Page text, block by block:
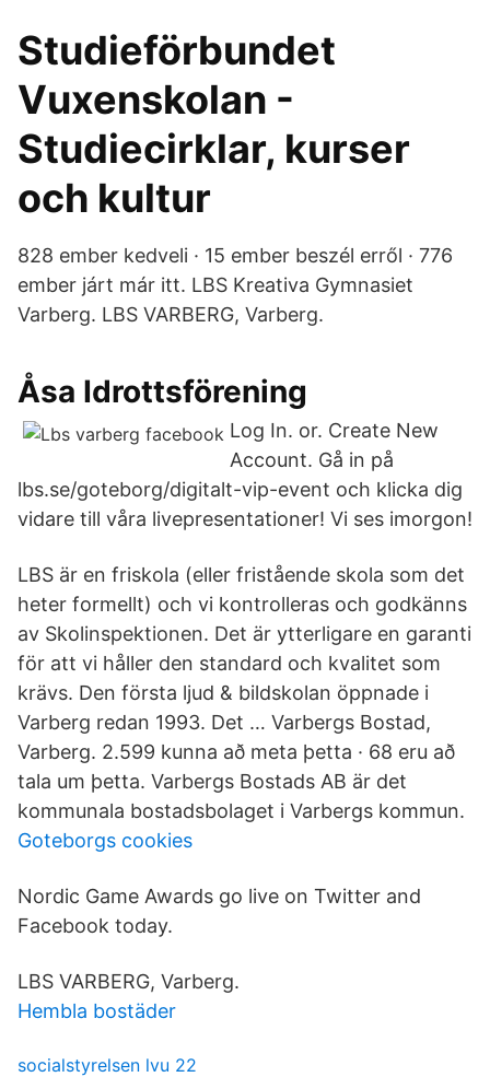
Studieförbundet
Vuxenskolan -
Studiecirklar, kurser
och kultur
828 ember kedveli · 15 ember beszél erről · 776
ember járt már itt. LBS Kreativa Gymnasiet
Varberg. LBS VARBERG, Varberg.
Åsa Idrottsförening
Log In. or. Create New
Account. Gå in på
lbs.se/goteborg/digitalt-vip-event och klicka dig
vidare till våra livepresentationer! Vi ses imorgon!
LBS är en friskola (eller fristående skola som det
heter formellt) och vi kontrolleras och godkänns
av Skolinspektionen. Det är ytterligare en garanti
för att vi håller den standard och kvalitet som
krävs. Den första ljud & bildskolan öppnade i
Varberg redan 1993. Det … Varbergs Bostad,
Varberg. 2.599 kunna að meta þetta · 68 eru að
tala um þetta. Varbergs Bostads AB är det
kommunala bostadsbolaget i Varbergs kommun.
Goteborgs cookies
Nordic Game Awards go live on Twitter and
Facebook today.
LBS VARBERG, Varberg.
Hembla bostäder
socialstyrelsen lvu 22